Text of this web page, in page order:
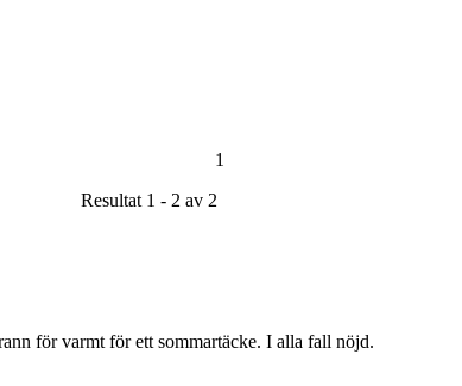
1
Resultat 1 - 2 av 2
för varmt för ett sommartäcke. I alla fall nöjd.